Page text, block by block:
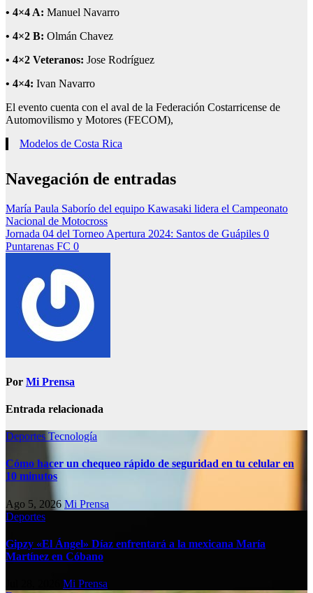
• 4×4 A: Manuel Navarro
• 4×2 B: Olmán Chavez
• 4×2 Veteranos: Jose Rodríguez
• 4×4: Ivan Navarro
El evento cuenta con el aval de la Federación Costarricense de
Automovilismo y Motores (FECOM),
Modelos de Costa Rica
Navegación de entradas
María Paula Saborío del equipo Kawasaki lidera el Campeonato
Nacional de Motocross
Jornada 04 del Torneo Apertura 2024: Santos de Guápiles 0
Puntarenas FC 0
Por Mi Prensa
Entrada relacionada
Deportes Tecnología
Cómo hacer un chequeo rápido de seguridad en tu celular en
10 minutos
Ago 5, 2026 Mi Prensa
Deportes
Gipzy «El Ángel» Díaz enfrentará a la mexicana María
Martínez en Cóbano
Mi Prensa